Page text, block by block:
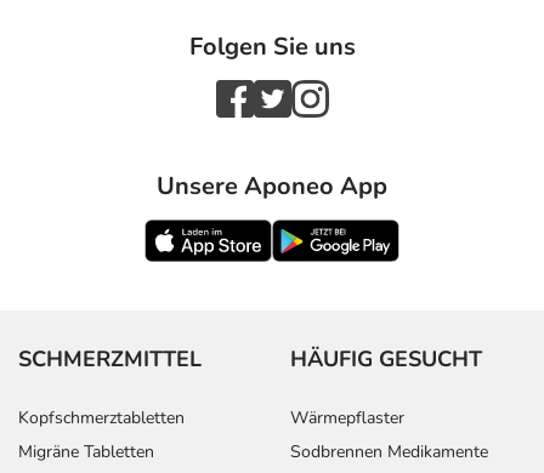
Folgen Sie uns
Unsere Aponeo App
SCHMERZMITTEL
Kopfschmerztabletten
Migräne Tabletten
HÄUFIG GESUCHT
Wärmepflaster
Sodbrennen Medikamente